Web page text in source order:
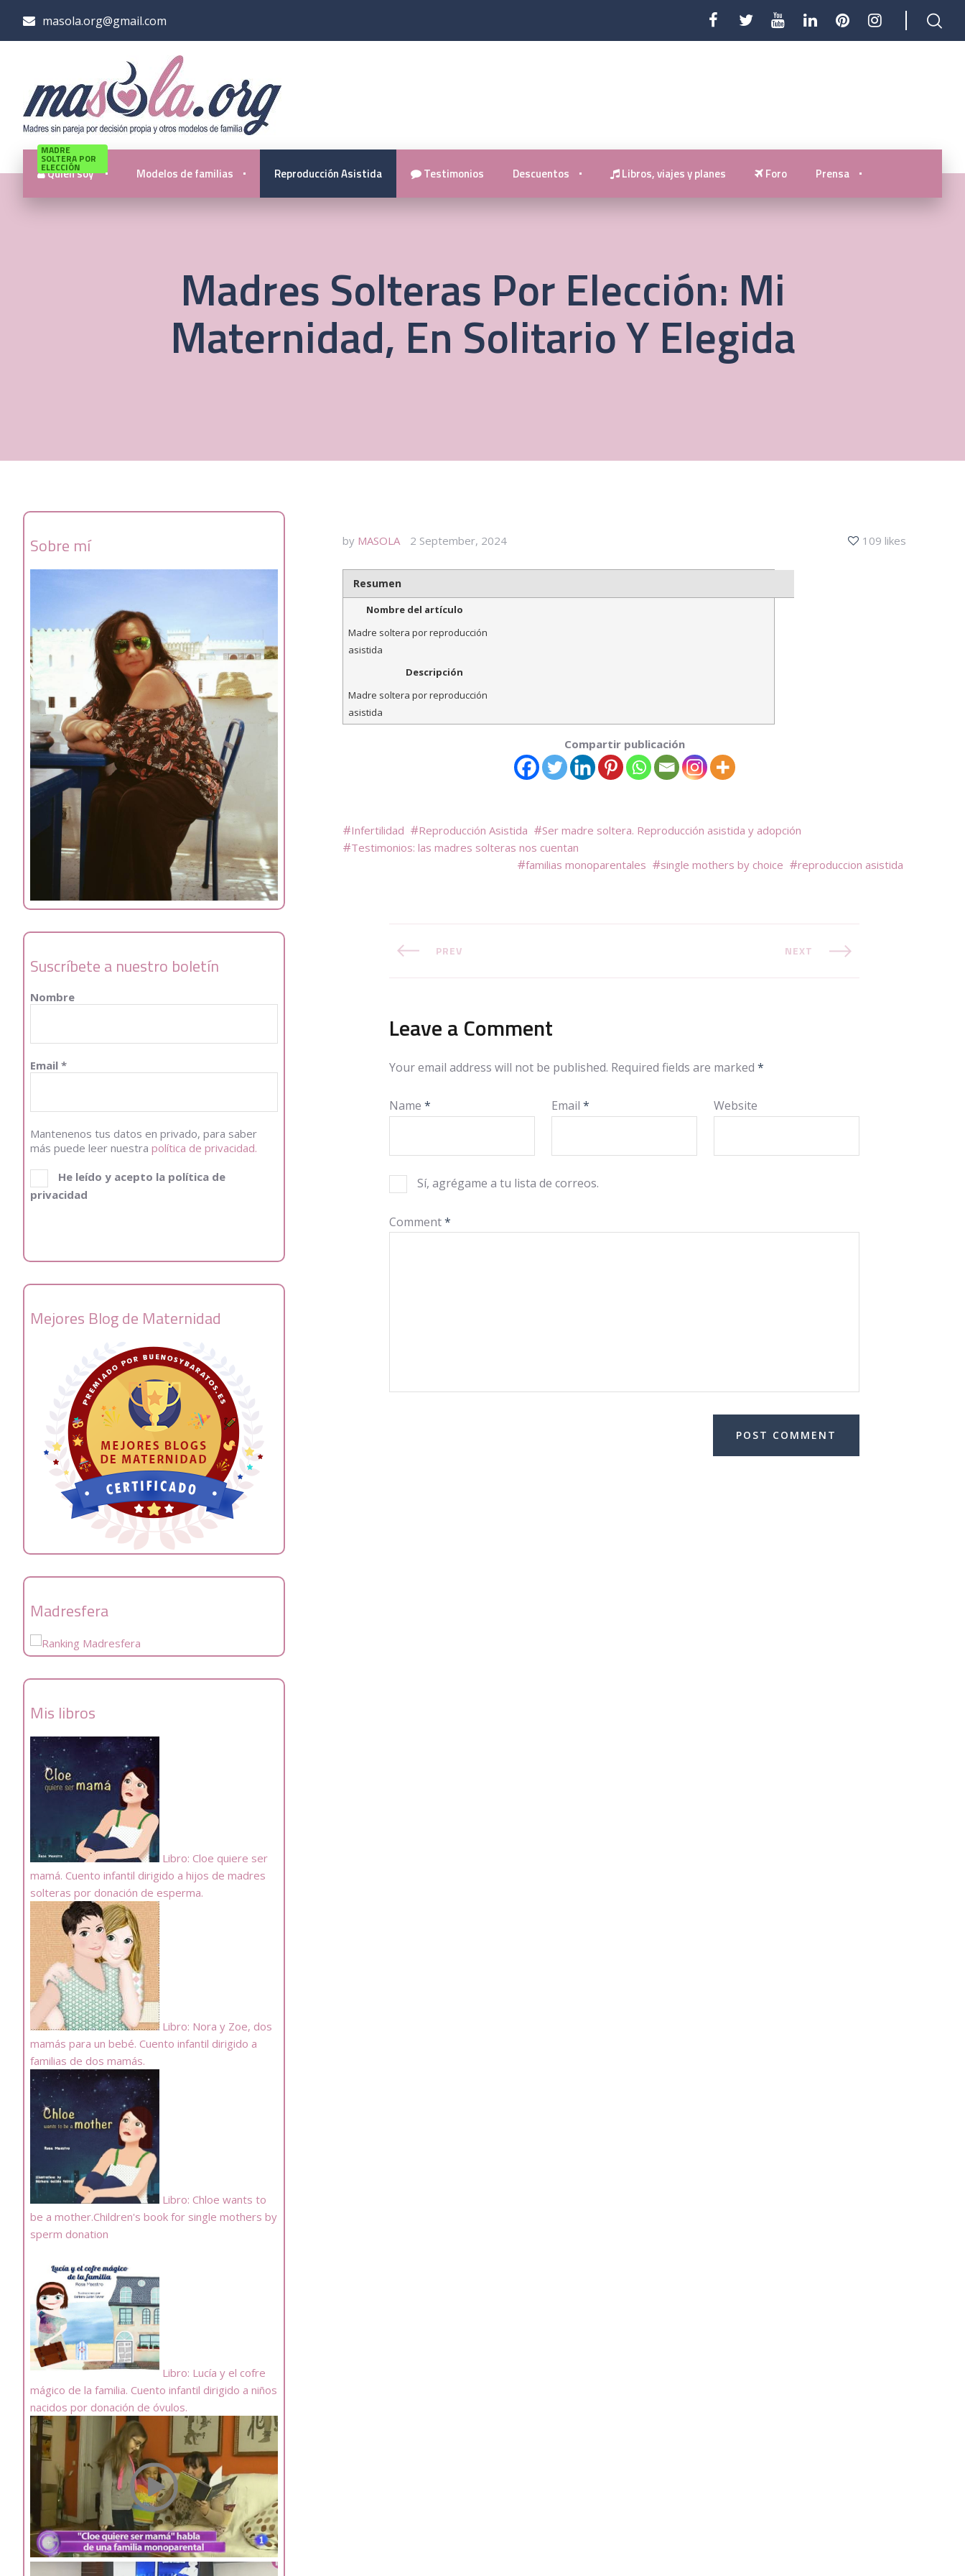
masola.org@gmail.com
Quién soy
MADRE
SOLTERA POR
ELECCIÓN Modelos de familias Reproducción Asistida Testimonios Descuentos Libros, viajes y planes Foro Prensa
Madres Solteras Por Elección: Mi
Maternidad, En Solitario Y Elegida
Sobre mí
Suscríbete a nuestro boletín
Nombre
Email *
Mantenenos tus datos en privado, para saber
más puede leer nuestra política de privacidad.
He leído y acepto la política de
privacidad
Mejores Blog de Maternidad
Madresfera
Mis libros
Libro: Cloe quiere ser
mamá. Cuento infantil dirigido a hijos de madres
solteras por donación de esperma.
Libro: Nora y Zoe, dos
mamás para un bebé. Cuento infantil dirigido a
familias de dos mamás.
Libro: Chloe wants to
be a mother.Children's book for single mothers by
sperm donation
Libro: Lucía y el cofre
mágico de la familia. Cuento infantil dirigido a niños
nacidos por donación de óvulos.
by MASOLA 2 September, 2024 109 likes
Resumen
Nombre del artículo
Madre soltera por reproducción
asistida
Descripción
Madre soltera por reproducción
asistida
Compartir publicación
Infertilidad Reproducción Asistida
Ser madre soltera. Reproducción asistida y adopción
Testimonios: las madres solteras nos cuentan
familias monoparentales
single mothers by choice reproduccion asistida
PREV NEXT
Leave a Comment
Your email address will not be published. Required fields are marked*
Name* Email* Website
Sí, agrégame a tu lista de correos.
Comment*